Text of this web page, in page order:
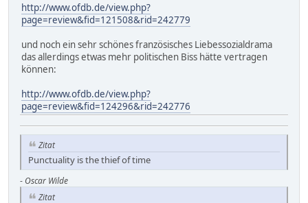
http://www.ofdb.de/view.php?
page=review&fid=121508&rid=242779
und noch ein sehr schönes französisches Liebessozialdrama
das allerdings etwas mehr politischen Biss hätte vertragen
können:
http://www.ofdb.de/view.php?
page=review&fid=124296&rid=242776
Zitat
Punctuality is the thief of time
- Oscar Wilde
Zitat